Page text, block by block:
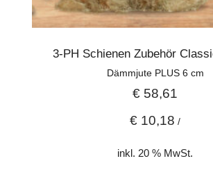
3-PH Schienen Zubehör
Dämmjute PLUS 6 cm
€ 58,61
€ 10,18 /
inkl. 20 % MwSt.